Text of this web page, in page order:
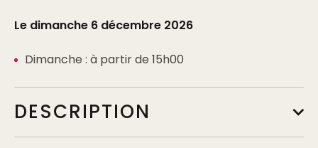
Le dimanche 6 décembre 2026
Dimanche : à partir de 15h00
DESCRIPTION